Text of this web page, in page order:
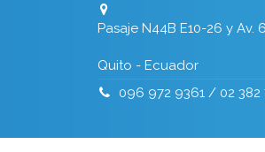
Pasaje N44B E10-26 y Av.
Quito - Ecuador
096 972 9361 / 02 382